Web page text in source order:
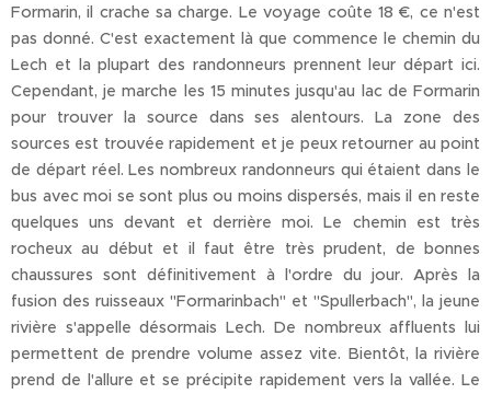
Formarin, il crache sa charge. Le voyage coûte 18 €, ce n'est
pas donné. C'est exactement là que commence le chemin du
Lech et la plupart des randonneurs prennent leur départ ici.
Cependant, je marche les 15 minutes jusqu'au lac de Formarin
pour trouver la source dans ses alentours. La zone des
sources est trouvée rapidement et je peux retourner au point
de départ réel. Les nombreux randonneurs qui étaient dans le
bus avec moi se sont plus ou moins dispersés, mais il en reste
quelques uns devant et derrière moi. Le chemin est très
rocheux au début et il faut être très prudent, de bonnes
chaussures sont définitivement à l'ordre du jour. Après la
fusion des ruisseaux "Formarinbach" et "Spullerbach", la jeune
rivière s'appelle désormais Lech. De nombreux affluents lui
permettent de prendre volume assez vite. Bientôt, la rivière
prend de l'allure et se précipite rapidement vers la vallée. Le